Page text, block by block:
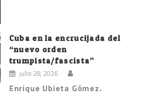
Cuba en la encrucijada del
“nuevo orden
trumpista/fascista”
julio 28, 2026
Enrique Ubieta Gómez.